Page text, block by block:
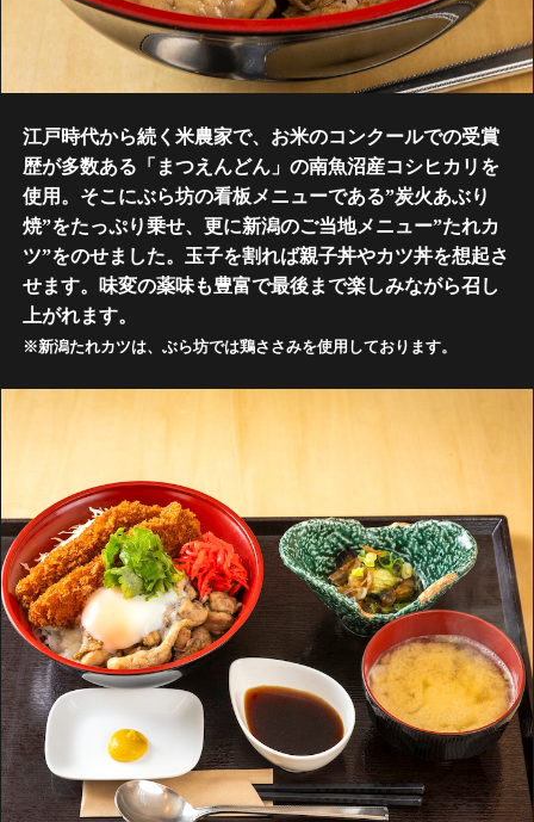
江戸時代から続く米農家で、お米のコンクールでの受賞
歴が多数ある「まつえんどん」の南魚沼産コシヒカリを
使用。そこにぶら坊の看板メニューである”炭火あぶり
焼”をたっぷり乗せ、更に新潟のご当地メニュー”たれカ
ツ”をのせました。玉子を割れば親子丼やカツ丼を想起さ
せます。味変の薬味も豊富で最後まで楽しみながら召し
上がれます。
※新潟たれカツは、ぶら坊では鶏ささみを使用しております。